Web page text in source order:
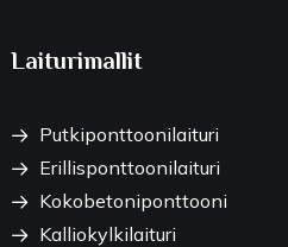
Laiturimallit
Putkiponttoonilaituri
Erillisponttoonilaituri
Kokobetoniponttooni
Kalliokylkilaituri